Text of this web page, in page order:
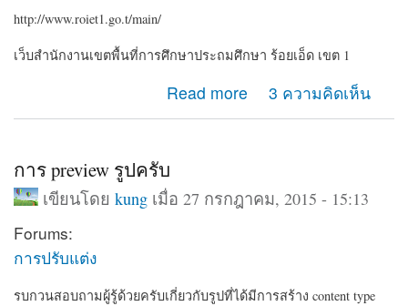
http://www.roiet1.go.t/main/
เว็บสำนักงานเขตพื้นที่การศึกษาประถมศึกษา ร้อยเอ็ด เขต 1
Read more 3 ความคิดเห็น
การ preview รูปครับ
เขียนโดย kungเมื่อ 27 กรกฎาคม, 2015 - 15:13
Forums:
การปรับแต่ง
รบกวนสอบถามผู้รู้ด้วยครับเกี่ยวกับรูปที่ได้มีการสร้าง content type